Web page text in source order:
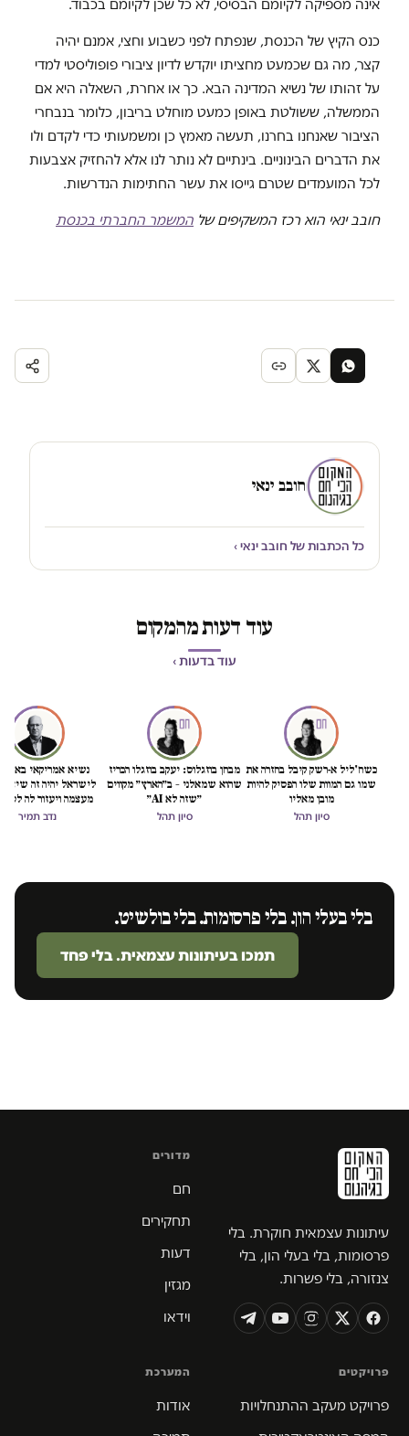
אינה מספיקה לקיומם הבסיסי, לא כל שכן לקיומם בכבוד.
כנס הקיץ של הכנסת, שנפתח לפני כשבוע וחצי, אמנם יהיה
קצר, מה גם שכמעט מחציתו יוקדש לדיון ציבורי פופוליסטי למדי
על זהותו של נשיא המדינה הבא. כך או אחרת, השאלה היא אם
הממשלה, ששולטת באופן כמעט מוחלט בריבון, כלומר בנבחרי
הציבור שאנחנו בחרנו, תעשה מאמץ כן ומשמעותי כדי לקדם ולו
את הדברים הבינוניים. בינתיים לא נותר לנו אלא להחזיק אצבעות
לכל המועמדים שטרם גייסו את עשר החתימות הנדרשות.
חובב ינאי הוא רכז המשקיפים של המשמר החברתי בכנסת
חובב ינאי
כל הכתבות של חובב ינאי ›
עוד דעות מהמקום
עוד בדעות ›
כשח'ליל א-רשק קיבל בחזרה את
שמו גם המוות שלו הפסיק להיות
מובן מאליו
סיון תהל
מבחן בוזגלוס: יעקב בוזגלו הכריז
שהוא שמאלני – ב״הארץ״ מקווים
״שזה לא AI״
סיון תהל
נשיא אמריקאי באמת
לישראל יהיה זה
מעצמה ויעזור לה
הכיבוש
נדב תמיר
בלי בעלי הון. בלי פרסומות. בלי בולשיט.
תמכו בעיתונות עצמאית. בלי פחד
עיתונות עצמאית חוקרת. בלי
פרסומות, בלי בעלי הון, בלי
צנזורה, בלי פשרות.
מדורים
חם
תחקירים
דעות
מגזין
וידאו
פרויקטים
פרויקט מעקב ההתנחלויות
המערכת
אודות